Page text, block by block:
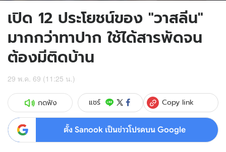
เปิด 12 ประโยชน์ของ "วาสลีน"
มากกว่าทาปาก ใช้ได้สารพัดจน
ต้องมีติดบ้าน
29 พ.ค. 69 (11:25 น.)
กดฟัง แชร์ Copy link
ตั้ง Sanook เป็นข่าวโปรดบน Google